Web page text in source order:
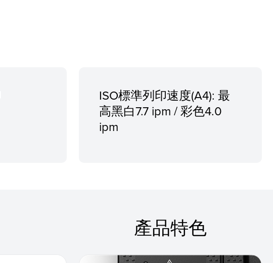
ISO標準列印速度(A4): 最
高黑白7.7 ipm / 彩色4.0
ipm
產品特色